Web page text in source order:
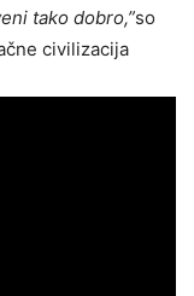
tako dobro,”so
civilizacija